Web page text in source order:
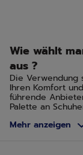
Wie wählt
aus ?
Die Verwendung
Ihren Komfort
führende
Palette an
garantieren Grip,
Mehr anzeigen